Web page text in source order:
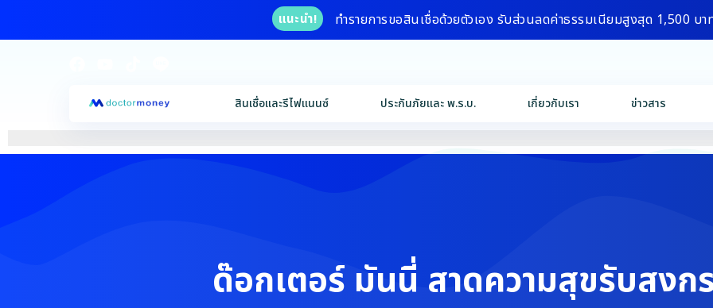
แนะนำ! ทำรายการขอสินเชื่อด้วยตัวเอง รับส่วนลดค่าธรรมเนียมสูงสุด 1,500 บา
สินเชื่อและรีไฟแนนซ์ ประกันภัยและ พ.ร.บ. เกี่ยวกับเรา ข่าวสาร
ด๊อกเตอร์ มันนี่ สาดความสุขรับสงก